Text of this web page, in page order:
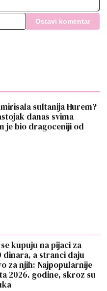
Ostavi komentar
mirisala sultanija Hurem?
danas svima
je bio dragoceniji od
kupuju na pijaci za
dinara, a stranci daju
za njih: Najpopularnije
2026. godine, skroz su